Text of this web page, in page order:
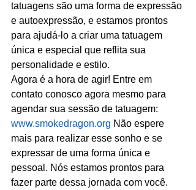
tatuagens são uma forma de expressão
e autoexpressão, e estamos prontos
para ajudá-lo a criar uma tatuagem
única e especial que reflita sua
personalidade e estilo.
Agora é a hora de agir! Entre em
contato conosco agora mesmo para
agendar sua sessão de tatuagem:
www.smokedragon.org Não espere
mais para realizar esse sonho e se
expressar de uma forma única e
pessoal. Nós estamos prontos para
fazer parte dessa jornada com você.